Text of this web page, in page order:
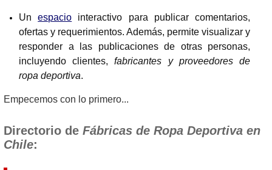
Unespacio interactivo para publicar comentarios,
ofertas y requerimientos. Además, permite visualizar y
responder a las publicaciones de otras personas,
incluyendo clientes,fabricantes y proveedores de
ropa deportiva.
Empecemos con lo primero...
Directorio de Fábricas de Ropa Deportiva en
Chile: